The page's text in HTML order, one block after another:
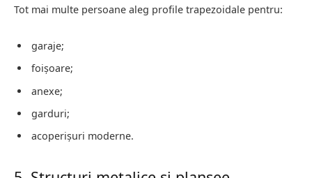
Tot mai multe persoane aleg profile trapezoidale pentru:
garaje;
foișoare;
anexe;
garduri;
acoperișuri moderne.